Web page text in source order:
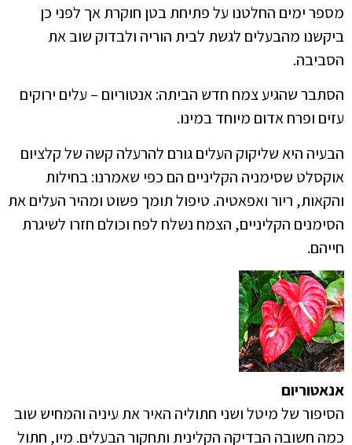
מספר ימים החלטנו על פתיחת בטן חוקרת אך לפני כן
ביקשנו מהבעלים לגשת לבית הוריה ולבדוק שוב את
הסביבה.
הסתבר שהגיע צמח חדש הביתה: אנטוריום – עלים ירוקים
עזים ופרח אדום מיוחד במינו.
הבעיה היא שליקוק העלים גורם להרעלה קשה של קלציום
אוקסלט שסימניה הקליניים הם כפי שאמרנו: בחילות
והקאות, ריור ואפאטיה. טיפול תומך פשוט ומהיר העלים את
הסימנים הקליניים, הצמח נשלח לפח וכולם חזרו לשיגרת
חייהם.
אנאטוריום
הסיפור של מיטל ושני חתוליה האיר את עיניה והמחיש שוב
כמה חשובה הבדיקה הקלינית ותחקור הבעלים. מיו, חתול